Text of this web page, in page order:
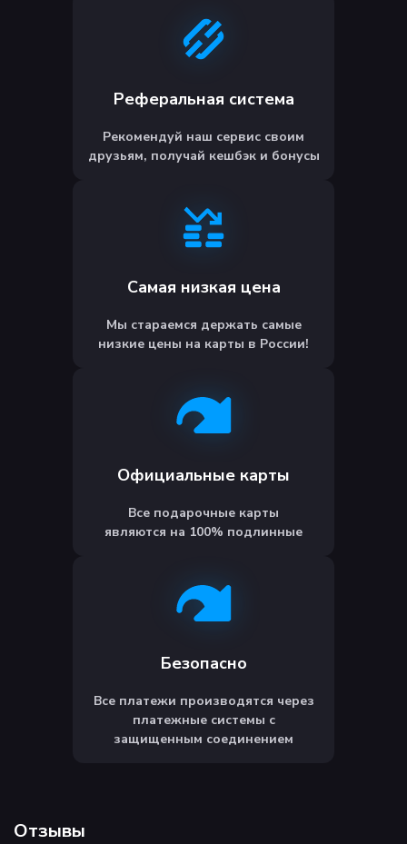
Реферальная система
Рекомендуй наш сервис своим
друзьям, получай кешбэк и бонусы
Самая низкая цена
Мы стараемся держать самые
низкие цены на карты в России!
Официальные карты
Все подарочные карты
являются на 100% подлинные
Безопасно
Все платежи производятся через
платежные системы с
защищенным соединением
Отзывы